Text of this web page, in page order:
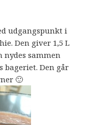
udgangspunkt i
Den giver 1,5 L
sammen
Den går
🙂